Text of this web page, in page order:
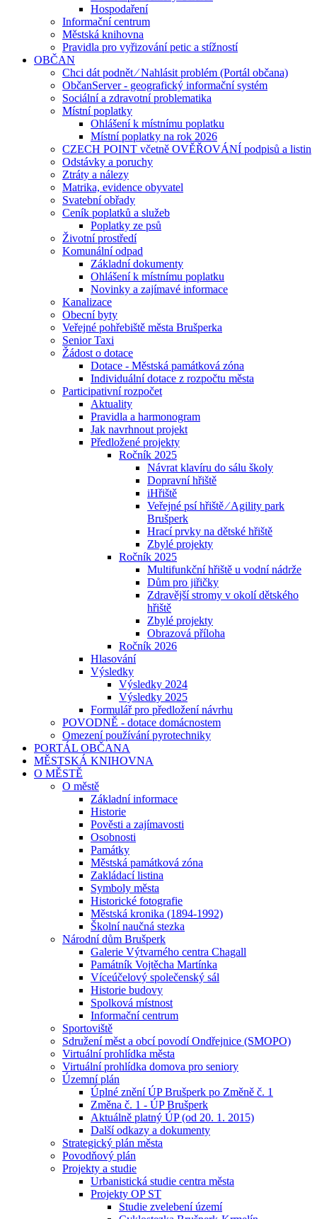
Hospodaření
Informační centrum
Městská knihovna
Pravidla pro vyřizování petic a stížností
OBČAN
Chci dát podnět ⁄ Nahlásit problém (Portál občana)
ObčanServer - geografický informační systém
Sociální a zdravotní problematika
Místní poplatky
Ohlášení k místnímu poplatku
Místní poplatky na rok 2026
CZECH POINT včetně OVĚŘOVÁNÍ podpisů a listin
Odstávky a poruchy
Ztráty a nálezy
Matrika, evidence obyvatel
Svatební obřady
Ceník poplatků a služeb
Poplatky ze psů
Životní prostředí
Komunální odpad
Základní dokumenty
Ohlášení k místnímu poplatku
Novinky a zajímavé informace
Kanalizace
Obecní byty
Veřejné pohřebiště města Brušperka
Senior Taxi
Žádost o dotace
Dotace - Městská památková zóna
Individuální dotace z rozpočtu města
Participativní rozpočet
Aktuality
Pravidla a harmonogram
Jak navrhnout projekt
Předložené projekty
Ročník 2025
Návrat klavíru do sálu školy
Dopravní hřiště
iHřiště
Veřejné psí hřiště ⁄ Agility park
Brušperk
Hrací prvky na dětské hřiště
Zbylé projekty
Ročník 2025
Multifunkční hřiště u vodní nádrže
Dům pro jiřičky
Zdravější stromy v okolí dětského
hřiště
Zbylé projekty
Obrazová příloha
Ročník 2026
Hlasování
Výsledky
Výsledky 2024
Výsledky 2025
Formulář pro předložení návrhu
POVODNĚ - dotace domácnostem
Omezení používání pyrotechniky
PORTÁL OBČANA
MĚSTSKÁ KNIHOVNA
O MĚSTĚ
O městě
Základní informace
Historie
Pověsti a zajímavosti
Osobnosti
Památky
Městská památková zóna
Zakládací listina
Symboly města
Historické fotografie
Městská kronika (1894-1992)
Školní naučná stezka
Národní dům Brušperk
Galerie Výtvarného centra Chagall
Památník Vojtěcha Martínka
Víceúčelový společenský sál
Historie budovy
Spolková místnost
Informační centrum
Sportoviště
Sdružení měst a obcí povodí Ondřejnice (SMOPO)
Virtuální prohlídka města
Virtuální prohlídka domova pro seniory
Územní plán
Úplné znění ÚP Brušperk po Změně č. 1
Změna č. 1 - ÚP Brušperk
Aktuálně platný ÚP (od 20. 1. 2015)
Další odkazy a dokumenty
Strategický plán města
Povodňový plán
Projekty a studie
Urbanistická studie centra města
Projekty OP ST
Studie zvelebení území